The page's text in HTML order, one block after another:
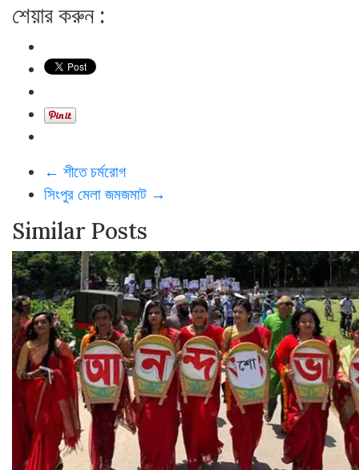
শেয়ার করুন :
← শীতে চর্মরোগ
সিংপুর মেলা জমজমাট →
Similar Posts